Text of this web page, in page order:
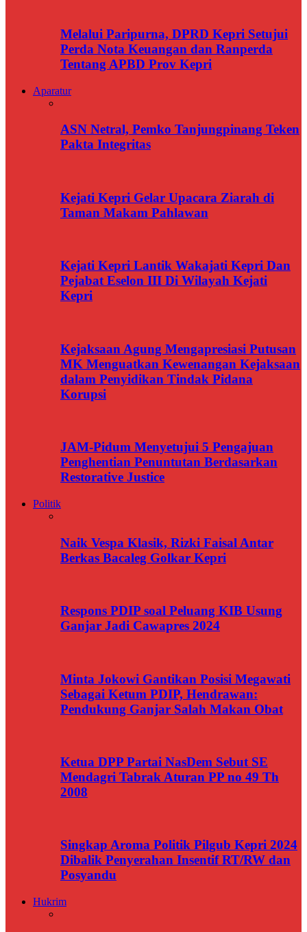
Melalui Paripurna, DPRD Kepri Setujui
Perda Nota Keuangan dan Ranperda
Tentang APBD Prov Kepri
Aparatur
ASN Netral, Pemko Tanjungpinang Teken
Pakta Integritas
Kejati Kepri Gelar Upacara Ziarah di
Taman Makam Pahlawan
Kejati Kepri Lantik Wakajati Kepri Dan
Pejabat Eselon III Di Wilayah Kejati
Kepri
Kejaksaan Agung Mengapresiasi Putusan
MK Menguatkan Kewenangan Kejaksaan
dalam Penyidikan Tindak Pidana
Korupsi
JAM-Pidum Menyetujui 5 Pengajuan
Penghentian Penuntutan Berdasarkan
Restorative Justice
Politik
Naik Vespa Klasik, Rizki Faisal Antar
Berkas Bacaleg Golkar Kepri
Respons PDIP soal Peluang KIB Usung
Ganjar Jadi Cawapres 2024
Minta Jokowi Gantikan Posisi Megawati
Sebagai Ketum PDIP, Hendrawan:
Pendukung Ganjar Salah Makan Obat
Ketua DPP Partai NasDem Sebut SE
Mendagri Tabrak Aturan PP no 49 Th
2008
Singkap Aroma Politik Pilgub Kepri 2024
Dibalik Penyerahan Insentif RT/RW dan
Posyandu
Hukrim